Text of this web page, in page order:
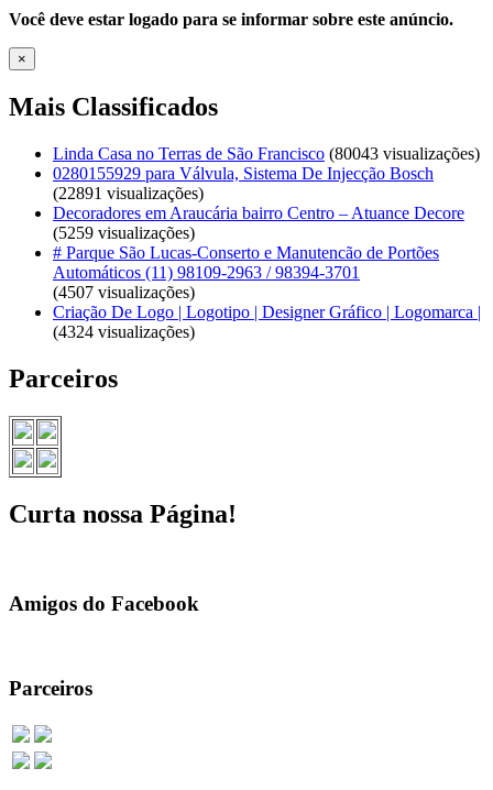
Você deve estar logado para se informar sobre este anúncio.
×
Mais Classificados
Linda Casa no Terras de São Francisco (80043 visualizações)
0280155929 para Válvula, Sistema De Injecção Bosch
(22891 visualizações)
Decoradores em Araucária bairro Centro – Atuance Decore
(5259 visualizações)
# Parque São Lucas-Conserto e Manutencão de Portões
Automáticos (11) 98109-2963 / 98394-3701
(4507 visualizações)
Criação De Logo | Logotipo | Designer Gráfico | Logomarca |
(4324 visualizações)
Parceiros
Curta nossa Página!
Amigos do Facebook
Parceiros